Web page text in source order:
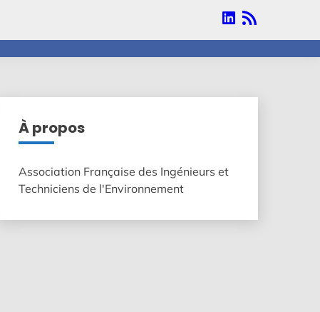
Linkedin
À propos
Association Française des Ingénieurs et
Techniciens de l'Environnement